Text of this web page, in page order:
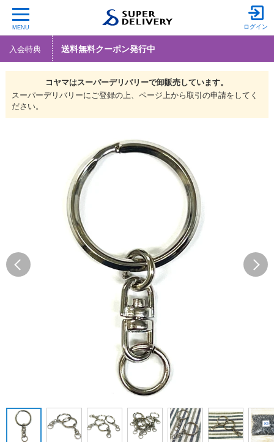
MENU ログイン
入会特典 送料無料クーポン発行中
コヤマはスーパーデリバリーで卸販売しています。
スーパーデリバリーにご登録の上、ページ上から取引の申請をしてく
ださい。